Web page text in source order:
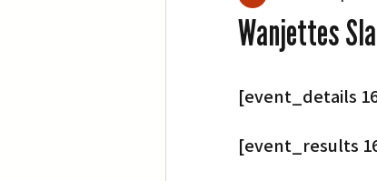
イベント・カレンダー
Wanjettes
[event_details
[event_results